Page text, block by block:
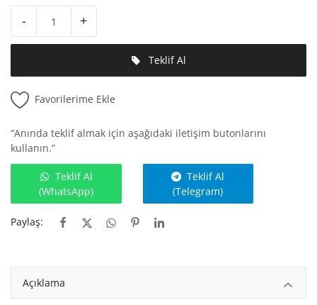
- +
Teklif Al
Favorilerime Ekle
“Anında teklif almak için aşağıdaki iletişim butonlarını
kullanın.”
Teklif Al
(WhatsApp)
Teklif Al
(Telegram)
Paylaş:
Açıklama